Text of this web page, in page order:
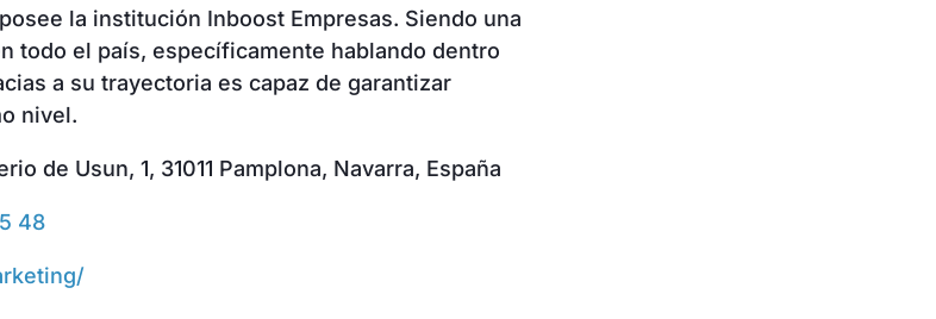
la institución Inboost Empresas. Siendo una
todo el país, específicamente hablando dentro
a su trayectoria es capaz de garantizar
nivel.
de Usun, 1, 31011 Pamplona, Navarra, España
48